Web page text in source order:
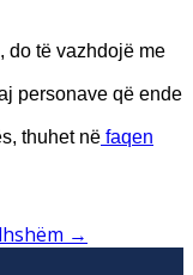
do të vazhdojë me
personave që ende
thuhet në faqen
→